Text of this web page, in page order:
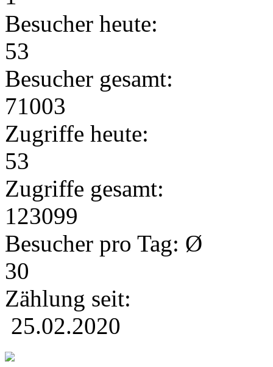
Besucher heute:
53
Besucher gesamt:
71003
Zugriffe heute:
53
Zugriffe gesamt:
123099
Besucher pro Tag: Ø
30
Zählung seit:
25.02.2020